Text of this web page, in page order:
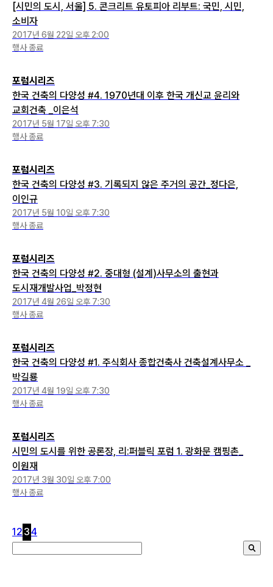
[시민의 도시, 서울] 5. 콘크리트 유토피아 리부트: 국민, 시민,
소비자
2017년 6월 22일 오후 2:00
행사 종료
포럼시리즈
한국 건축의 다양성 #4. 1970년대 이후 한국 개신교 윤리와
교회건축 _이은석
2017년 5월 17일 오후 7:30
행사 종료
포럼시리즈
한국 건축의 다양성 #3. 기록되지 않은 주거의 공간_정다은,
이인규
2017년 5월 10일 오후 7:30
행사 종료
포럼시리즈
한국 건축의 다양성 #2. 중대형 (설계)사무소의 출현과
도시재개발사업_박정현
2017년 4월 26일 오후 7:30
행사 종료
포럼시리즈
한국 건축의 다양성 #1. 주식회사 종합건축사 건축설계사무소 _
박길룡
2017년 4월 19일 오후 7:30
행사 종료
포럼시리즈
시민의 도시를 위한 공론장, 리:퍼블릭 포럼 1. 광화문 캠핑촌_
이원재
2017년 3월 30일 오후 7:00
행사 종료
12 34